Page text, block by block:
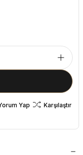
Yap
Karşılaştır